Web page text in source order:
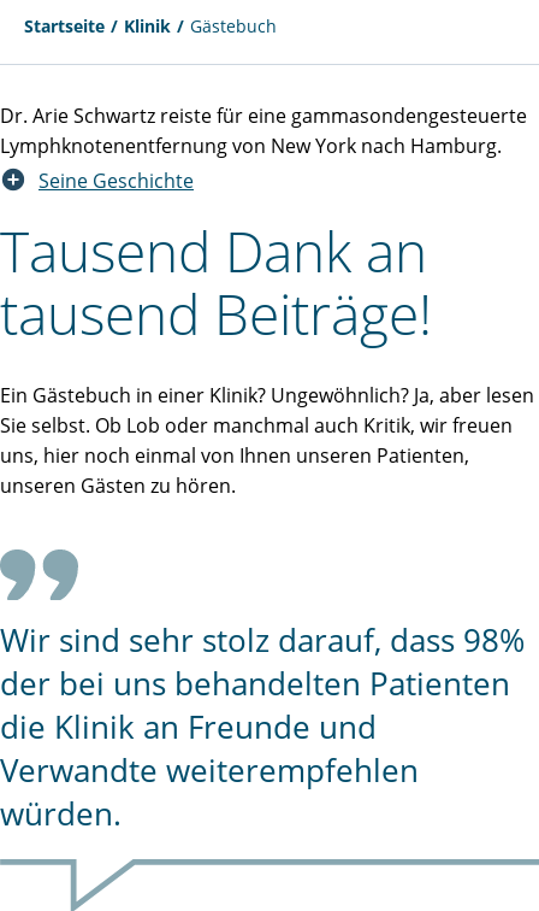
Startseite Klinik Gästebuch
Dr. Arie Schwartz reiste für eine gammasondengesteuerte
Lymphknotenentfernung von New York nach Hamburg.
Seine Geschichte
Tausend Dank an
tausend Beiträge!
Ein Gästebuch in einer Klinik? Ungewöhnlich? Ja, aber lesen
Sie selbst. Ob Lob oder manchmal auch Kritik, wir freuen
uns, hier noch einmal von Ihnen unseren Patienten,
unseren Gästen zu hören.
Wir sind sehr stolz darauf, dass 98%
der bei uns behandelten Patienten
die Klinik an Freunde und
Verwandte weiterempfehlen
würden.